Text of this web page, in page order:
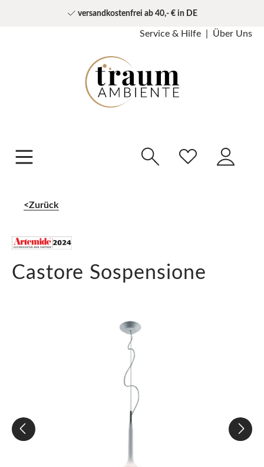
versandkostenfrei ab 40,- € in DE
Service & Hilfe Über Uns
Zurück
Castore Sospensione